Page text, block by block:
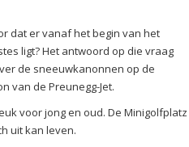
dat er vanaf het begin van het
ligt? Het antwoord op die vraag
de sneeuwkanonnen op de
van de Preunegg-Jet.
voor jong en oud. De Minigolfplatz
uit kan leven.